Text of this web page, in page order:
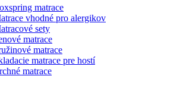
matrace
vhodné pro alergikov
sety
matrace
matrace
matrace pre hostí
matrace